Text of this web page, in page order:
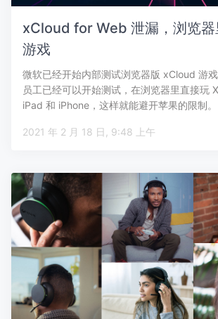
xCloud for Web 泄漏，浏览
游戏
微软已经开始内部测试浏览器版 xCloud 游
员工已经可以开始测试，在浏览器里直接玩
iPad 和 iPhone，这样就能避开苹果的限制
2021 年 2 月 18 日, 9:48 上午